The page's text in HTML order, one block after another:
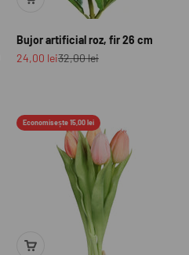
Bujor artificial roz, fir 26 cm
Preț redus
24,00 leiPreț normal
32,00 lei
Economisește 15,00 lei